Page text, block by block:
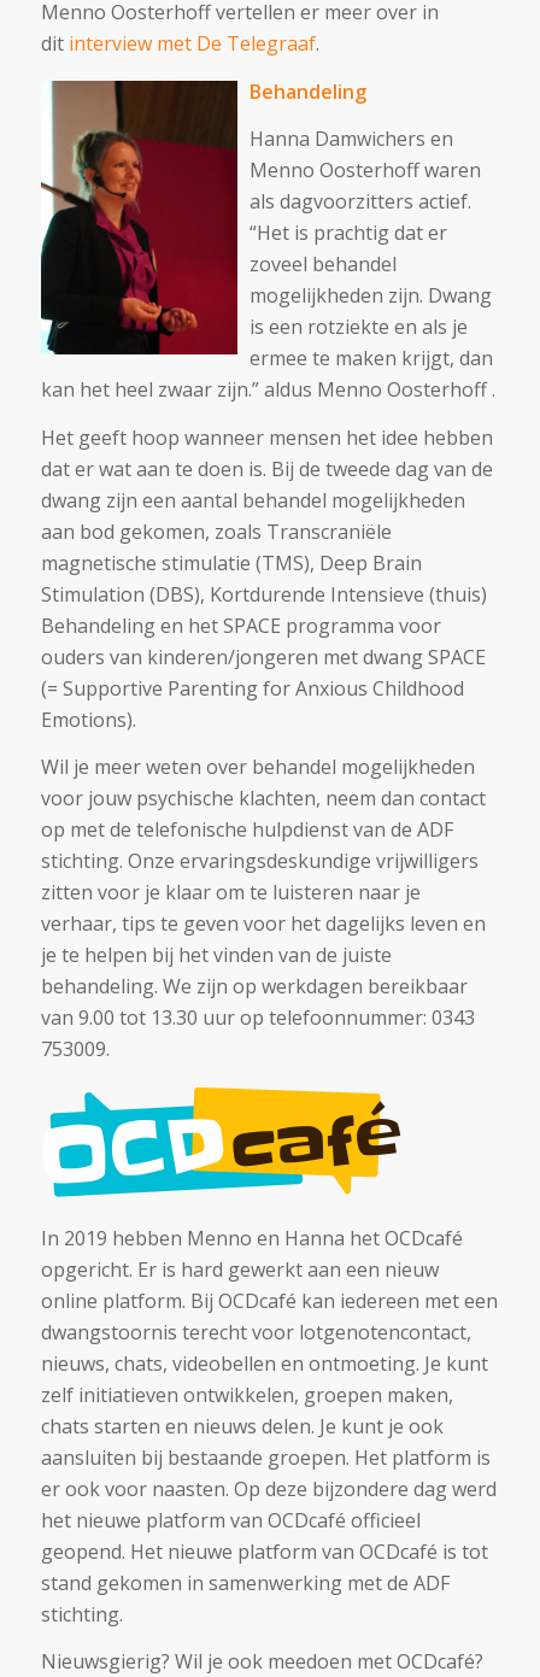
Menno Oosterhoff vertellen er meer over in
dit interview met De Telegraaf.
Behandeling
Hanna Damwichers en
Menno Oosterhoff waren
als dagvoorzitters actief.
“Het is prachtig dat er
zoveel behandel
mogelijkheden zijn. Dwang
is een rotziekte en als je
ermee te maken krijgt, dan
kan het heel zwaar zijn.” aldus Menno Oosterhoff .
Het geeft hoop wanneer mensen het idee hebben
dat er wat aan te doen is. Bij de tweede dag van de
dwang zijn een aantal behandel mogelijkheden
aan bod gekomen, zoals Transcraniële
magnetische stimulatie (TMS), Deep Brain
Stimulation (DBS), Kortdurende Intensieve (thuis)
Behandeling en het SPACE programma voor
ouders van kinderen/jongeren met dwang SPACE
(= Supportive Parenting for Anxious Childhood
Emotions).
Wil je meer weten over behandel mogelijkheden
voor jouw psychische klachten, neem dan contact
op met de telefonische hulpdienst van de ADF
stichting. Onze ervaringsdeskundige vrijwilligers
zitten voor je klaar om te luisteren naar je
verhaar, tips te geven voor het dagelijks leven en
je te helpen bij het vinden van de juiste
behandeling. We zijn op werkdagen bereikbaar
van 9.00 tot 13.30 uur op telefoonnummer: 0343
753009.
In 2019 hebben Menno en Hanna het OCDcafé
opgericht. Er is hard gewerkt aan een nieuw
online platform. Bij OCDcafé kan iedereen met een
dwangstoornis terecht voor lotgenotencontact,
nieuws, chats, videobellen en ontmoeting. Je kunt
zelf initiatieven ontwikkelen, groepen maken,
chats starten en nieuws delen. Je kunt je ook
aansluiten bij bestaande groepen. Het platform is
er ook voor naasten. Op deze bijzondere dag werd
het nieuwe platform van OCDcafé officieel
geopend. Het nieuwe platform van OCDcafé is tot
stand gekomen in samenwerking met de ADF
stichting.
Nieuwsgierig? Wil je ook meedoen met OCDcafé?